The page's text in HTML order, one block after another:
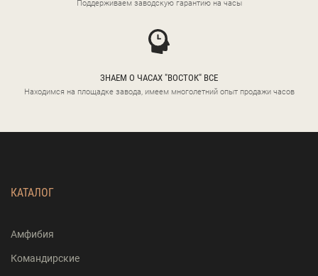
Поддерживаем заводскую гарантию на часы
ЗНАЕМ О ЧАСАХ "ВОСТОК" ВСЕ
Находимся на площадке завода, имеем многолетний опыт продажи часов
КАТАЛОГ
Амфибия
Командирские